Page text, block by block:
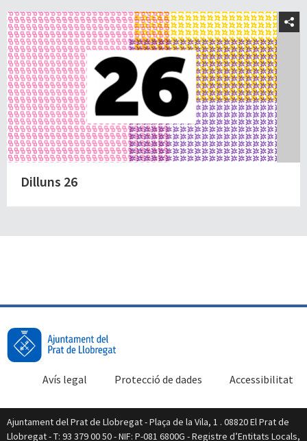
Dilluns 26
Accessibilitat
Protecció de dades
Avís legal
Ajuntament del Prat de Llobregat - Plaça de la Vila, 1 . 08820 El Prat de
Llobregat - T: 93 379 00 50 - NIF: P-081 6800G - Registre d’Entitats Locals,